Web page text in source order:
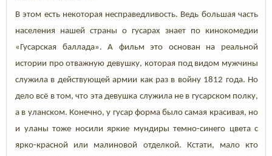
В этом есть некоторая несправедливость. Ведь большая часть
населения нашей страны о гусарах знает по кинокомедии
«Гусарская баллада». А фильм это основан на реальной
истории про отважную девушку, которая под видом мужчины
служила в действующей армии как раз в войну 1812 года. Но
дело всё в том, что эта девушка служила не в гусарском полку,
а в уланском. Конечно, у гусар форма было самая красивая, но
и уланы тоже носили яркие мундиры темно-синего цвета с
ярко-красной или малиновой отделкой. Кстати, мало кто